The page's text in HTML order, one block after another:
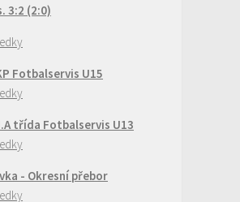
3:2 (2:0)
Fotbalservis U15
třída Fotbalservis U13
- Okresní přebor